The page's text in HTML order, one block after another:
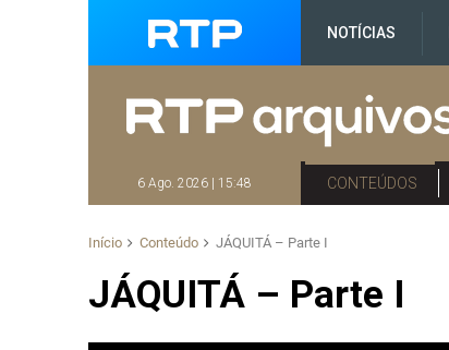
NOTÍCIAS
6 Ago. 2026 | 15:48 CONTEÚDOS
Início Conteúdo JÁQUITÁ – Parte I
JÁQUITÁ – Parte I